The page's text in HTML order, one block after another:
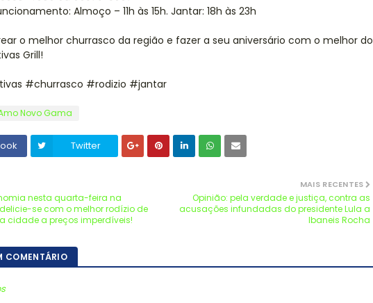
Almoço – 11h às 15h. Jantar: 18h às 23h
o melhor churrasco da região e fazer a seu aniversário com o melhor do
Grill!
#churrasco #rodizio #jantar
Novo Gama
Twitter
MAIS RECENTES
Opinião: pela verdade e justiça, contra as
acusações infundadas do presidente Lula a
Ibaneis Rocha
nesta quarta-feira na
se com o melhor rodízio de
cidade a preços imperdíveis!
COMENTÁRIO